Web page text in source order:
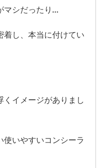
マシだったり…
着し、本当に付けてい
くイメージがありまし
使いやすいコンシーラ